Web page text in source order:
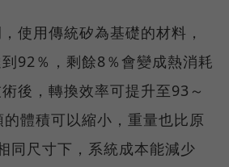
使用傳統矽為基礎的材料，
92％，剩餘8％會變成熱消耗
後，轉換效率可提升至93～
體積可以縮小，重量也比原
同尺寸下，系統成本能減少